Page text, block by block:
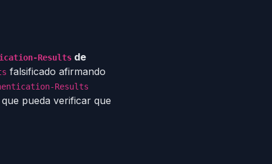
Results de
falsificado afirmando
Results
pueda verificar que